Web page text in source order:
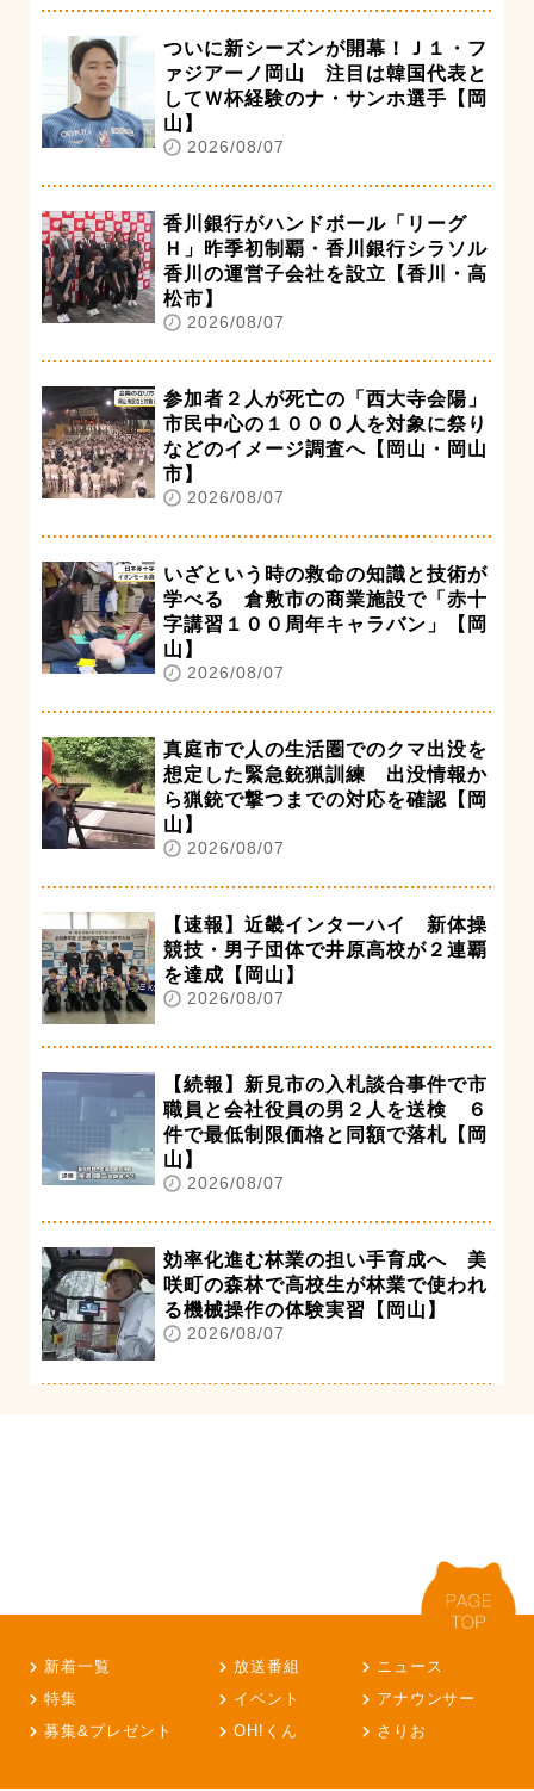
ついに新シーズンが開幕！Ｊ１・フ
ァジアーノ岡山 注目は韓国代表と
してＷ杯経験のナ・サンホ選手【岡
山】
2026/08/07
香川銀行がハンドボール「リーグ
Ｈ」昨季初制覇・香川銀行シラソル
香川の運営子会社を設立【香川・高
松市】
2026/08/07
参加者２人が死亡の「西大寺会陽」
市民中心の１０００人を対象に祭り
などのイメージ調査へ【岡山・岡山
市】
2026/08/07
いざという時の救命の知識と技術が
学べる 倉敷市の商業施設で「赤十
字講習１００周年キャラバン」【岡
山】
2026/08/07
真庭市で人の生活圏でのクマ出没を
想定した緊急銃猟訓練 出没情報か
ら猟銃で撃つまでの対応を確認【岡
山】
2026/08/07
【速報】近畿インターハイ 新体操
競技・男子団体で井原高校が２連覇
を達成【岡山】
2026/08/07
【続報】新見市の入札談合事件で市
職員と会社役員の男２人を送検 ６
件で最低制限価格と同額で落札【岡
山】
2026/08/07
効率化進む林業の担い手育成へ 美
咲町の森林で高校生が林業で使われ
る機械操作の体験実習【岡山】
2026/08/07
新着一覧 放送番組
ニュース
特集
イベント
アナウンサー
募集&プレゼント
OH!くん さりお